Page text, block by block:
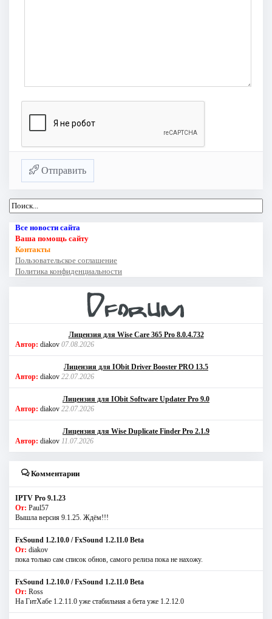
Отправить
Все новости сайта
Ваша помощь сайту
Контакты
Пользовательское соглашение
Политика конфиденциальности
Лицензия для Wise Care 365 Pro 8.0.4.732
Автор: diakov 07.08.2026
Лицензия для IObit Driver Booster PRO 13.5
Автор: diakov 22.07.2026
Лицензия для IObit Software Updater Pro 9.0
Автор: diakov 22.07.2026
Лицензия для Wise Duplicate Finder Pro 2.1.9
Автор: diakov 11.07.2026
Комментарии
IPTV Pro 9.1.23
От: Paul57
Вышла версия 9.1.25. Ждём!!!
FxSound 1.2.10.0 / FxSound 1.2.11.0 Beta
От: diakov
пока только сам список обнов, самого релиза пока не нахожу.
FxSound 1.2.10.0 / FxSound 1.2.11.0 Beta
От: Ross
На ГитХабе 1.2.11.0 уже стабильная а бета уже 1.2.12.0